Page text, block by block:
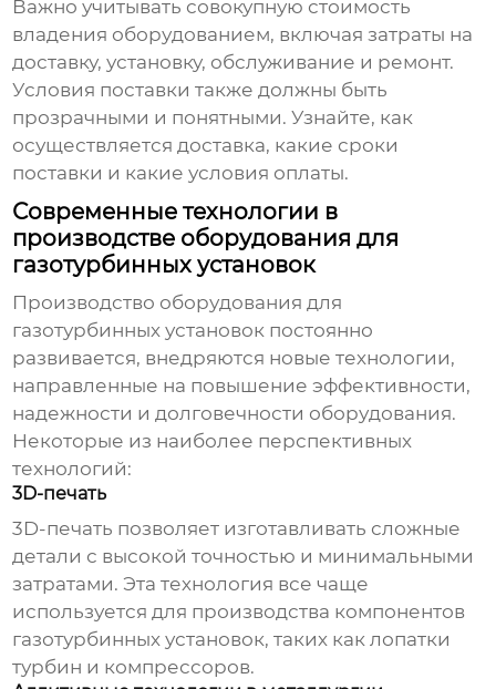
Важно учитывать совокупную стоимость
владения оборудованием, включая затраты на
доставку, установку, обслуживание и ремонт.
Условия поставки также должны быть
прозрачными и понятными. Узнайте, как
осуществляется доставка, какие сроки
поставки и какие условия оплаты.
Современные технологии в
производстве оборудования для
газотурбинных установок
Производство оборудования для
газотурбинных установок постоянно
развивается, внедряются новые технологии,
направленные на повышение эффективности,
надежности и долговечности оборудования.
Некоторые из наиболее перспективных
технологий:
3D-печать
3D-печать позволяет изготавливать сложные
детали с высокой точностью и минимальными
затратами. Эта технология все чаще
используется для производства компонентов
газотурбинных установок, таких как лопатки
турбин и компрессоров.